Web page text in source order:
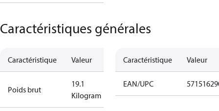
Caractéristiques générales
Caractéristique Valeur
Poids brut
19.1
Kilogram
Caractéristique Valeur
EAN/UPC